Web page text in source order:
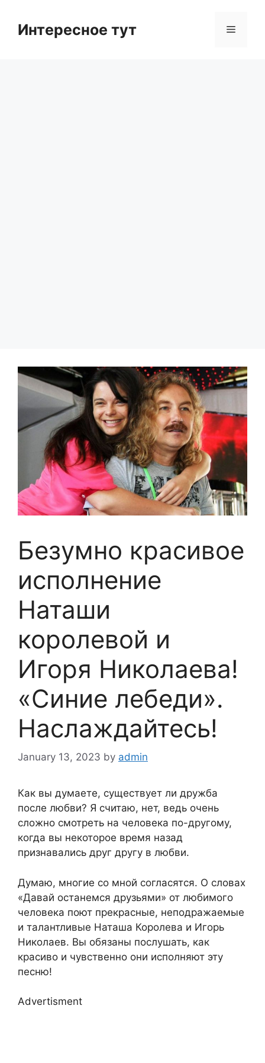
contentИнтересное тут Menu
Безумно красивое
исполнение
Наташи
королевой и
Игоря Николаева!
«Синие лебеди».
Наслаждайтесь!
January 13, 2023 by admin
Как вы думаете, существует ли дружба
после любви? Я считаю, нет, ведь очень
сложно смотреть на человека по-другому,
когда вы некоторое время назад
признавались друг другу в любви.
Думаю, многие со мной согласятся. О словах
«Давай останемся друзьями» от любимого
человека поют прекрасные, неподражаемые
и талантливые Наташа Королева и Игорь
Николаев. Вы обязаны послушать, как
красиво и чувственно они исполняют эту
песню!
Advertisment